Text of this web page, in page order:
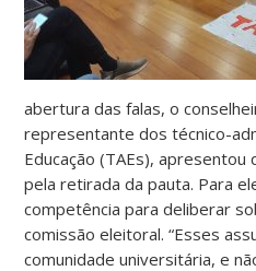
abertura das falas, o
representante dos técnico-
Educação (TAEs),
pela retirada da pauta. Para
competência para deliberar
comissão eleitoral. “Esses
comunidade universitária, e